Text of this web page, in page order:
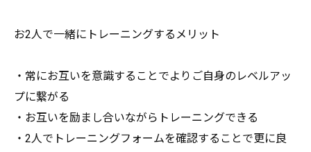
お2人で一緒にトレーニングするメリット
・常にお互いを意識することでよりご自身のレベルアッ
プに繋がる
・お互いを励まし合いながらトレーニングできる
・2人でトレーニングフォームを確認することで更に良